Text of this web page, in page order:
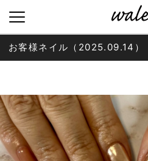
お客様ネイル（2025.09.14）